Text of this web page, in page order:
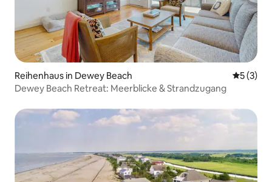
Reihenhaus in Dewey Beach
5 (3)
Dewey Beach Retreat: Meerblicke & Strandzugang